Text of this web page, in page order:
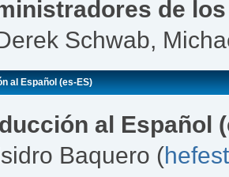
de
Schwab,
al Español (es-ES)
al Español
Baquero (